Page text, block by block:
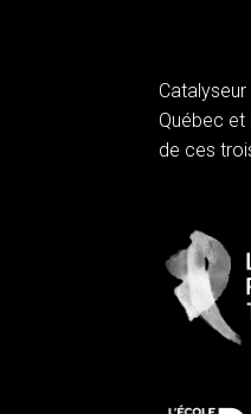
Québec et
de ces